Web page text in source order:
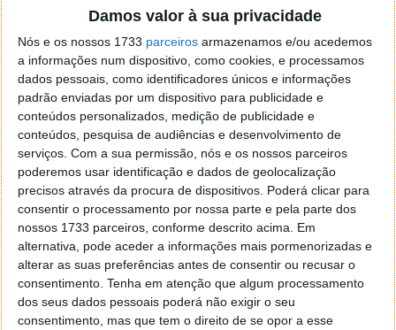
Damos valor à sua privacidade
Nós e os nossos 1733 parceiros armazenamos e/ou acedemos
a informações num dispositivo, como cookies, e processamos
dados pessoais, como identificadores únicos e informações
padrão enviadas por um dispositivo para publicidade e
conteúdos personalizados, medição de publicidade e
conteúdos, pesquisa de audiências e desenvolvimento de
serviços. Com a sua permissão, nós e os nossos parceiros
poderemos usar identificação e dados de geolocalização
precisos através da procura de dispositivos. Poderá clicar para
consentir o processamento por nossa parte e pela parte dos
nossos 1733 parceiros, conforme descrito acima. Em
alternativa, pode aceder a informações mais pormenorizadas e
alterar as suas preferências antes de consentir ou recusar o
consentimento. Tenha em atenção que algum processamento
dos seus dados pessoais poderá não exigir o seu
consentimento, mas que tem o direito de se opor a esse
Uma mudança deste tipo marcaria um retorno a
práticas antigas, que remontam à era medieval
europeia, quando os livros eram escassos e o ensino
universitário se concentrava na instrução oral em vez
de trabalhos escritos.
O que poderíamos chamar de opções
medievais são reações ao aparecimento
repentino da IA, uma tentativa de insistir que
os alunos façam o trabalho, não apenas o
imitem.
Escreveu o vice-reitor, recordando uma altura em que
os alunos ouviam os professores lerem livros, e havia
até escolas que desencorajavam os alunos a escrever
o que ouviam.